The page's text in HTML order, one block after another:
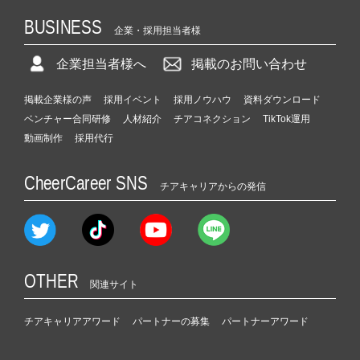
BUSINESS 企業・採用担当者様
企業担当者様へ 掲載のお問い合わせ
掲載企業様の声 採用イベント 採用ノウハウ
資料ダウンロード
ベンチャー合同研修
人材紹介 チアコネクション
TikTok運用
動画制作
採用代行
CheerCareer SNS チアキャリアからの発信
OTHER 関連サイト
チアキャリアアワード パートナーの募集 パートナーアワード